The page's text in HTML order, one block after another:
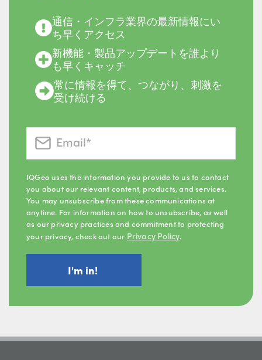
通信・インフラ業界の最新情報にい
ち早くアクセス
新機能・製品アップデートを誰より
も早くキャッチ
常に情報を得て、つながり、刺激を
受け続ける
IQGeo uses the information you provide to us to contact
you about our relevant content, products, and services.
You may unsubscribe from these communications at
anytime. For information on how to unsubscribe, as well
as our privacy practices and commitment to protecting
your privacy, check out our Privacy Policy.